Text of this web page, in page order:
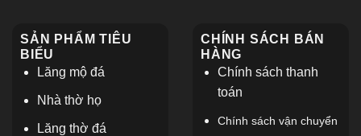
SẢN PHẨM TIÊU
BIỂU
Lăng mộ đá
Nhà thờ họ
Lăng thờ đá
CHÍNH SÁCH BÁN
HÀNG
Chính sách thanh
toán
Chính sách vận chuyển